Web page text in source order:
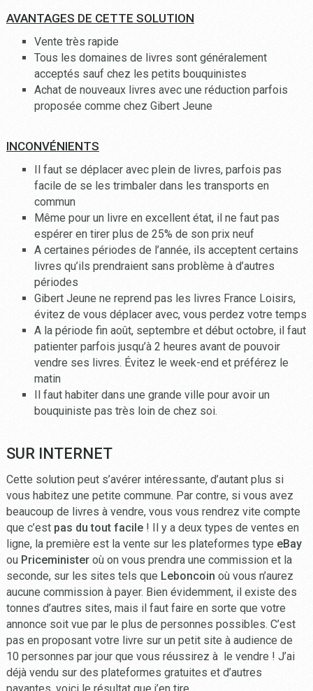
AVANTAGES DE CETTE SOLUTION
Vente très rapide
Tous les domaines de livres sont généralement
acceptés sauf chez les petits bouquinistes
Achat de nouveaux livres avec une réduction parfois
proposée comme chez Gibert Jeune
INCONVÉNIENTS
Il faut se déplacer avec plein de livres, parfois pas
facile de se les trimbaler dans les transports en
commun
Même pour un livre en excellent état, il ne faut pas
espérer en tirer plus de 25% de son prix neuf
A certaines périodes de l’année, ils acceptent certains
livres qu’ils prendraient sans problème à d’autres
périodes
Gibert Jeune ne reprend pas les livres France Loisirs,
évitez de vous déplacer avec, vous perdez votre temps
A la période fin août, septembre et début octobre, il faut
patienter parfois jusqu’à 2 heures avant de pouvoir
vendre ses livres. Évitez le week-end et préférez le
matin
Il faut habiter dans une grande ville pour avoir un
bouquiniste pas très loin de chez soi.
SUR INTERNET
Cette solution peut s’avérer intéressante, d’autant plus si
vous habitez une petite commune. Par contre, si vous avez
beaucoup de livres à vendre, vous vous rendrez vite compte
que c’est pas du tout facile! Il y a deux types de ventes en
ligne, la première est la vente sur les plateformes type eBay
ou Priceministeroù on vous prendra une commission et la
seconde, sur les sites tels que Leboncoin où vous n’aurez
aucune commission à payer. Bien évidemment, il existe des
tonnes d’autres sites, mais il faut faire en sorte que votre
annonce soit vue par le plus de personnes possibles. C’est
pas en proposant votre livre sur un petit site à audience de
10 personnes par jour que vous réussirez à le vendre ! J’ai
déjà vendu sur des plateformes gratuites et d’autres